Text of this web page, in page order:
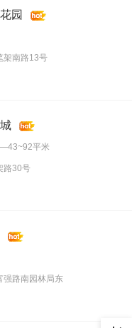
园
架南路13号
—43~92平米
路30号
强路南园林局东